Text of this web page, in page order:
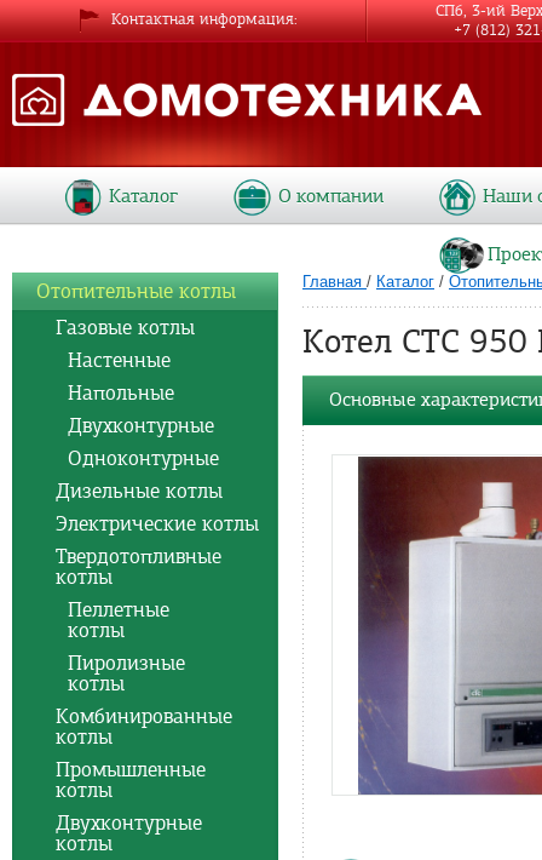
Главная / Каталог /
Котел CTC 950
Основные
Отопительные котлы
Газовые котлы
Настенные
Напольные
Двухконтурные
Одноконтурные
Дизельные котлы
Электрические котлы
Твердотопливные
котлы
Пеллетные
котлы
Пиролизные
котлы
Комбинированные
котлы
Промышленные
котлы
Двухконтурные
котлы
Каталог О компании Наши
Контактная информация
СПб, 3-ий
+7 (812)